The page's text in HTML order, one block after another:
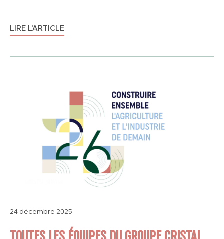
LIRE L'ARTICLE
24 décembre 2025